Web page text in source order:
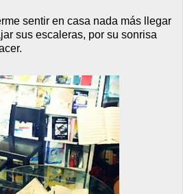
sentir en casa nada más llegar
sus escaleras, por su sonrisa